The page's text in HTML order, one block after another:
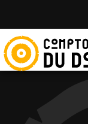
Cookies